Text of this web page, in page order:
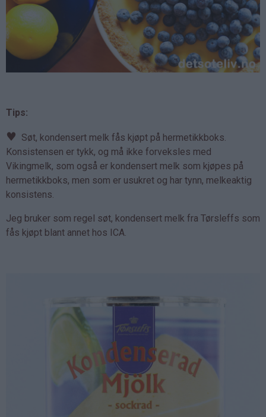
Tips:
♥ Søt, kondensert melk fås kjøpt på hermetikkboks.
Konsistensen er tykk, og må ikke forveksles med
Vikingmelk, som også er kondensert melk som kjøpes på
hermetikkboks, men som er usukret og har tynn, melkeaktig
konsistens.
Jeg bruker som regel søt, kondensert melk fra Tørsleffs som
fås kjøpt blant annet hos ICA.